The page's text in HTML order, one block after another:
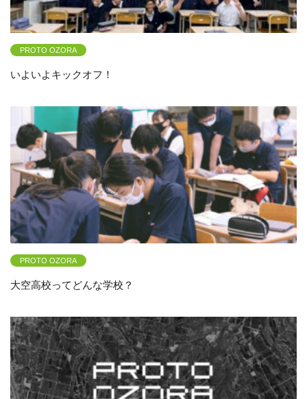
PROTO OZORA
いよいよキックオフ！
PROTO OZORA
大空高校ってどんな学校？